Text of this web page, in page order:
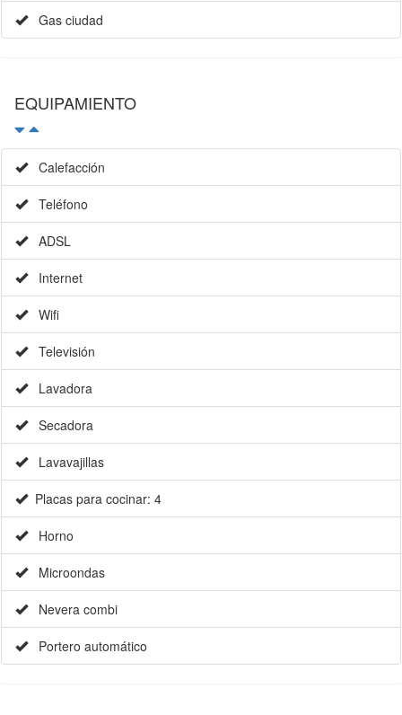
Gas ciudad
EQUIPAMIENTO
Calefacción
Teléfono
ADSL
Internet
Wifi
Televisión
Lavadora
Secadora
Lavavajillas
Placas para cocinar: 4
Horno
Microondas
Nevera combi
Portero automático